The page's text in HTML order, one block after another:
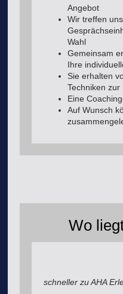
Angebot
Wir treffen
Wahl
Gemeinsam
Ihre
Sie erhalten
Techniken
Eine
Auf Wunsch
Wo
schneller zu AHA